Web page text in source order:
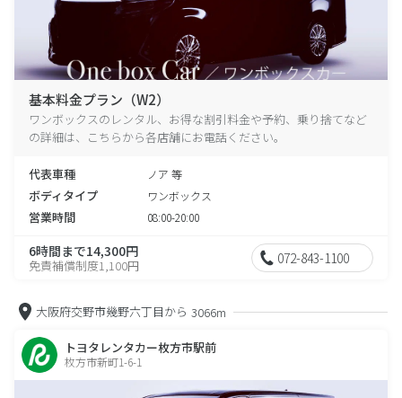
基本料金プラン（W2）
ワンボックスのレンタル、お得な割引料金や予約、乗り捨てなど
の詳細は、こちらから各店舗にお電話ください。
代表車種 ノア 等
ボディタイプ ワンボックス
営業時間 08:00-20:00
6時間まで14,300円
免責補償制度1,100円 072-843-1100
大阪府交野市幾野六丁目から 3066m
トヨタレンタカー枚方市駅前
枚方市新町1-6-1